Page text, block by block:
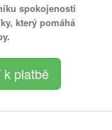
spokojenosti
který pomáhá